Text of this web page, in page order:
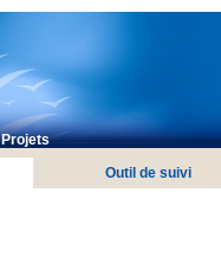
Projets
Outil de suivi